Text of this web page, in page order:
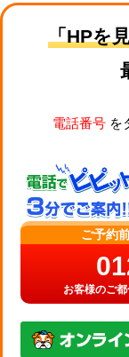
「HPを
電話番号を
ご予約
お客様のご